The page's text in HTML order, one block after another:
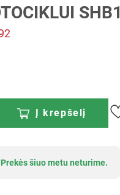
Į krepšelį
Prekės šiuo metu neturime.